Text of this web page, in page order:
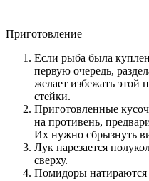
Приготовление
Если рыба была
первую очередь,
желает избежать этой
стейки.
Приготовленные
на противень,
Их нужно сбрызнуть
Лук нарезается
сверху.
Помидоры натираются